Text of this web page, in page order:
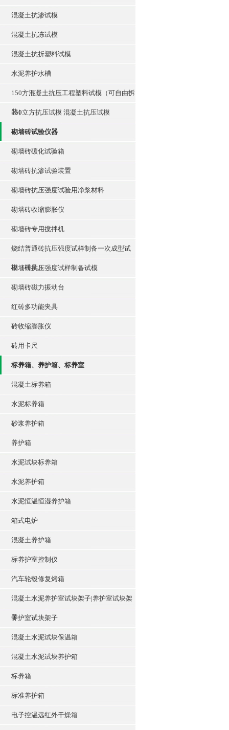
混凝土抗渗试模
混凝土抗冻试模
混凝土抗折塑料试模
水泥养护水槽
150方混凝土抗压工程塑料试模（可自由拆
装）
150立方抗压试模 混凝土抗压试模
砌墙砖试验仪器
砌墙砖碳化试验箱
砌墙砖抗渗试验装置
砌墙砖抗压强度试验用净浆材料
砌墙砖收缩膨胀仪
砌墙砖专用搅拌机
烧结普通砖抗压强度试样制备一次成型试
模（模具）
砌墙砖抗压强度试样制备试模
砌墙砖磁力振动台
红砖多功能夹具
砖收缩膨胀仪
砖用卡尺
标养箱、养护箱、标养室
混凝土标养箱
水泥标养箱
砂浆养护箱
养护箱
水泥试块标养箱
水泥养护箱
水泥恒温恒湿养护箱
箱式电炉
混凝土养护箱
标养护室控制仪
汽车轮毂修复烤箱
混凝土水泥养护室试块架子|养护室试块架
子
养护室试块架子
混凝土水泥试块保温箱
混凝土水泥试块养护箱
标养箱
标准养护箱
电子控温远红外干燥箱